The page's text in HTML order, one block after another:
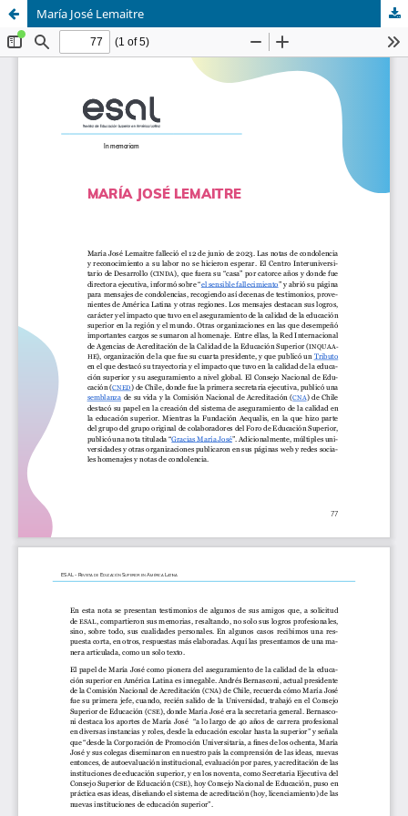
María José Lemaitre